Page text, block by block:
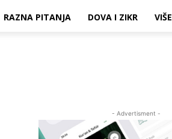
RAZNA PITANJA DOVA I ZIKR VIŠE
- Advertisment -